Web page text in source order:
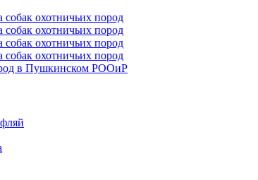
собак охотничьих пород
собак охотничьих пород
собак охотничьих пород
собак охотничьих пород
в Пушкинском РООиР